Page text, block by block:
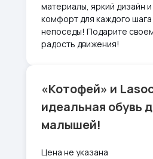
материалы, яркий дизайн
комфорт для каждого
непоседы! Подарите
радость движения!
«Котофей» и
идеальная обувь
малышей!
Цена не указана